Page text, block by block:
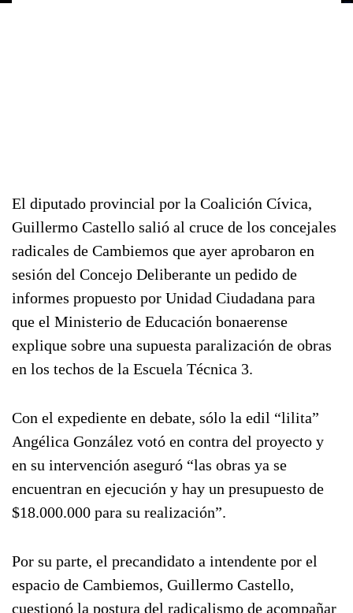
El diputado provincial por la Coalición Cívica,
Guillermo Castello salió al cruce de los concejales
radicales de Cambiemos que ayer aprobaron en
sesión del Concejo Deliberante un pedido de
informes propuesto por Unidad Ciudadana para
que el Ministerio de Educación bonaerense
explique sobre una supuesta paralización de obras
en los techos de la Escuela Técnica 3.
Con el expediente en debate, sólo la edil “lilita”
Angélica González votó en contra del proyecto y
en su intervención aseguró “las obras ya se
encuentran en ejecución y hay un presupuesto de
$18.000.000 para su realización”.
Por su parte, el precandidato a intendente por el
espacio de Cambiemos, Guillermo Castello,
cuestionó la postura del radicalismo de acompañar